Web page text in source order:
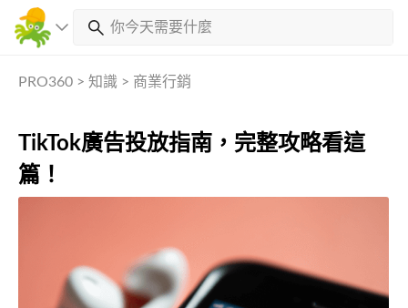
PRO360 > 知識 > 商業行銷
TikTok廣告投放指南，完整攻略看這
篇！